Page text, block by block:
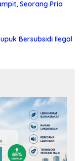
Seorang Pria
Bersubsidi Ilegal